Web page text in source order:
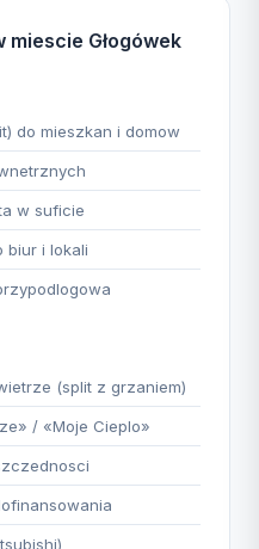
Głogówek
do mieszkan i domow
w suficie
biur i lokali
(split z grzaniem)
/ «Moje Cieplo»